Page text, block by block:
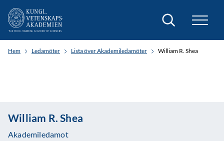
Sök
Hem Ledamöter Lista över Akademiledamöter William R. Shea
William R. Shea
Akademiledamot